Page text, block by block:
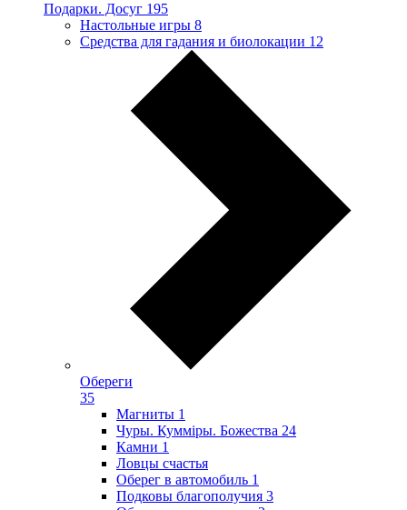
Подарки. Досуг 195
Настольные игры 8
Средства для гадания и биолокации 12
Обереги
35
Магниты 1
Чуры. Куммiры. Божества 24
Камни 1
Ловцы счастья
Оберег в автомобиль 1
Подковы благополучия 3